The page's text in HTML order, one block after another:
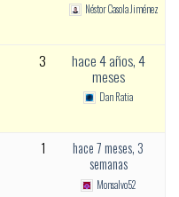
Néstor Casola Jiménez
3 hace 4 años, 4
meses
Dan Ratia
1
hace 7 meses, 3
semanas
Monsalvo52